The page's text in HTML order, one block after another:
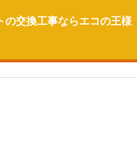
の交換工事ならエコの王様